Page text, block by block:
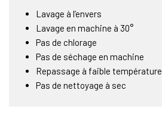
Lavage à l’envers
Lavage en machine à 30°
Pas de chlorage
Pas de séchage en machine
Repassage à faible température
Pas de nettoyage à sec